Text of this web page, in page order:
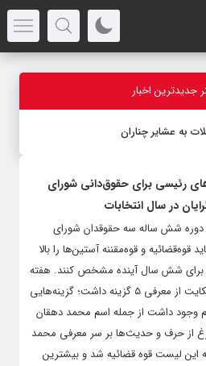
جدیدترین اخبار
رئیسی برای حقوق‌دانی شورای
در سال انتخابات
| دوره شش ساله سه حقوقدان شورای
قوه‌قضائیه و قوه‌مقننه آستین‌ها را بالا
برای شش سال آینده مشخص کنند. هفته
پیش بود که اخبار غیر رسمی حکایت از معرفی ۵ گزینه داشت؛ گزینه‌هایی
وجود داشت از جمله اسم محمد دهقان
از حرف و حدیث‌ها بر سر معرفی محمد
این لیست قوه قضائیه شد و بیشترین